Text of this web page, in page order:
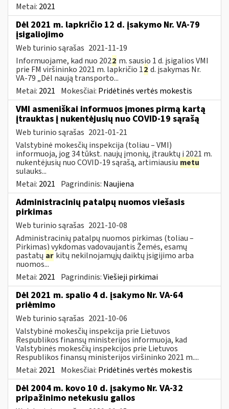
Metai: 2021
Dėl 2021 m. lapkričio 12 d. įsakymo Nr. VA-79
įsigaliojimo
Web turinio sąrašas 2021-11-19
Informuojame, kad nuo 2022 m. sausio 1 d. įsigalios VMI
prie FM viršininko 2021 m. lapkričio 12 d. įsakymas Nr.
VA-79 „Dėl naują transporto...
Metai: 2021 Mokesčiai: Pridėtinės vertės mokestis
VMI asmeniškai informuos įmones pirmą kartą
įtrauktas į nukentėjusių nuo COVID-19 sąrašą
Web turinio sąrašas 2021-01-21
Valstybinė mokesčių inspekcija (toliau – VMI)
informuoja, jog 34 tūkst. naujų įmonių, įtrauktų į 2021 m.
nukentėjusių nuo COVID-19 sąrašą, artimiausiu metu
sulauks...
Metai: 2021 Pagrindinis: Naujiena
Administracinių patalpų nuomos viešasis
pirkimas
Web turinio sąrašas 2021-10-08
Administracinių patalpų nuomos pirkimas (toliau –
Pirkimas) vykdomas vadovaujantis Žemės, esamų
pastatų ar kitų nekilnojamųjų daiktų įsigijimo arba
nuomos...
Metai: 2021 Pagrindinis:Viešieji pirkimai
Dėl 2021 m. spalio 4 d. įsakymo Nr. VA-64
priėmimo
Web turinio sąrašas 2021-10-06
Valstybinė mokesčių inspekcija prie Lietuvos
Respublikos finansų ministerijos informuoja, kad
Valstybinės mokesčių inspekcijos prie Lietuvos
Respublikos finansų ministerijos viršininko 2021 m....
Metai: 2021 Mokesčiai: Pridėtinės vertės mokestis
Dėl 2004 m. kovo 10 d. įsakymo Nr. VA-32
pripažinimo netekusiu galios